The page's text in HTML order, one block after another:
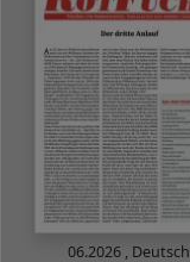
06.2026 , Deutsch